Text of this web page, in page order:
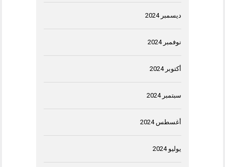
ديسمبر 2024
نوفمبر 2024
أكتوبر 2024
سبتمبر 2024
أغسطس 2024
يوليو 2024